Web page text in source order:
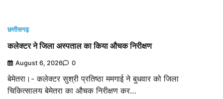
छत्तीसगढ़
कलेक्टर ने जिला अस्पताल का किया औचक निरीक्षण
August 6, 2026 0
बेमेतरा।- कलेक्टर सुश्री प्रतिष्ठा ममगाई ने बुधवार को जिला
चिकित्सालय बेमेतरा का औचक निरीक्षण कर…